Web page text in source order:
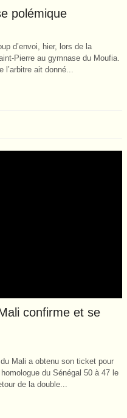
polémique
d’envoi, hier, lors de la
Pierre au gymnase du Moufia.
ait donné...
confirme et se
Mali a obtenu son ticket pour
du Sénégal 50 à 47 le
de la double...